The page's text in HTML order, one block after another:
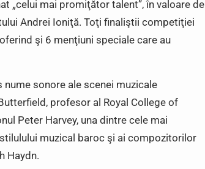
„celui mai promiţător talent”, în valoare de
Andrei Ioniţă. Toţi finaliştii competiţiei
şi 6 menţiuni speciale care au
sonore ale scenei muzicale
profesor al Royal College of
Peter Harvey, una dintre cele mai
muzical baroc şi ai compozitorilor
Haydn.